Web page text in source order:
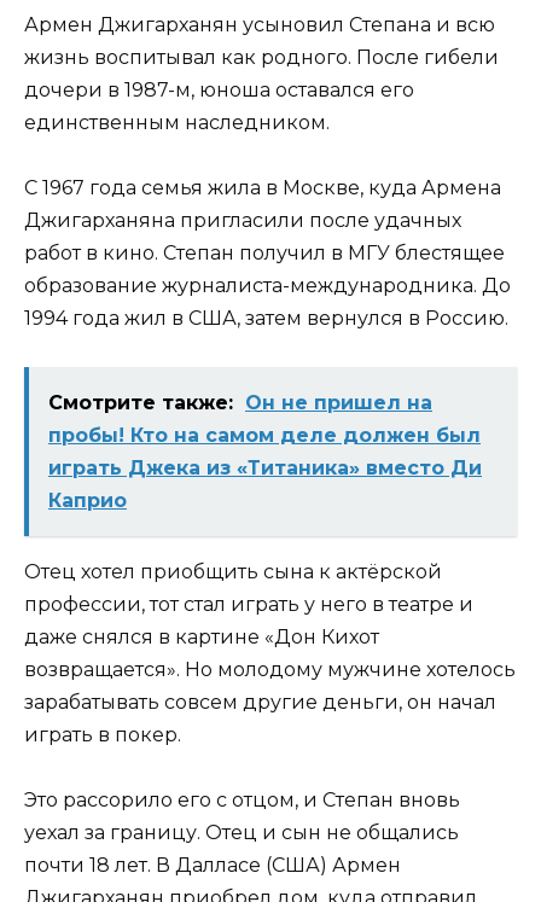
Армен Джигарханян усыновил Степана и всю
жизнь воспитывал как родного. После гибели
дочери в 1987-м, юноша оставался его
единственным наследником.
С 1967 года семья жила в Москве, куда Армена
Джигарханяна пригласили после удачных
работ в кино. Степан получил в МГУ блестящее
образование журналиста-международника. До
1994 года жил в США, затем вернулся в Россию.
Смотрите также: Он не пришел на
пробы! Кто на самом деле должен был
играть Джека из «Титаника» вместо Ди
Каприо
Отец хотел приобщить сына к актёрской
профессии, тот стал играть у него в театре и
даже снялся в картине «Дон Кихот
возвращается». Но молодому мужчине хотелось
зарабатывать совсем другие деньги, он начал
играть в покер.
Это рассорило его с отцом, и Степан вновь
уехал за границу. Отец и сын не общались
почти 18 лет. В Далласе (США) Армен